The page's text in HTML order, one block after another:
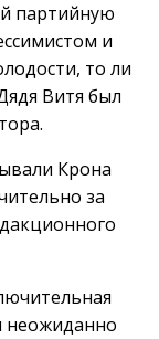
партийную
и
то ли
Витя был
Крона
за
неожиданно